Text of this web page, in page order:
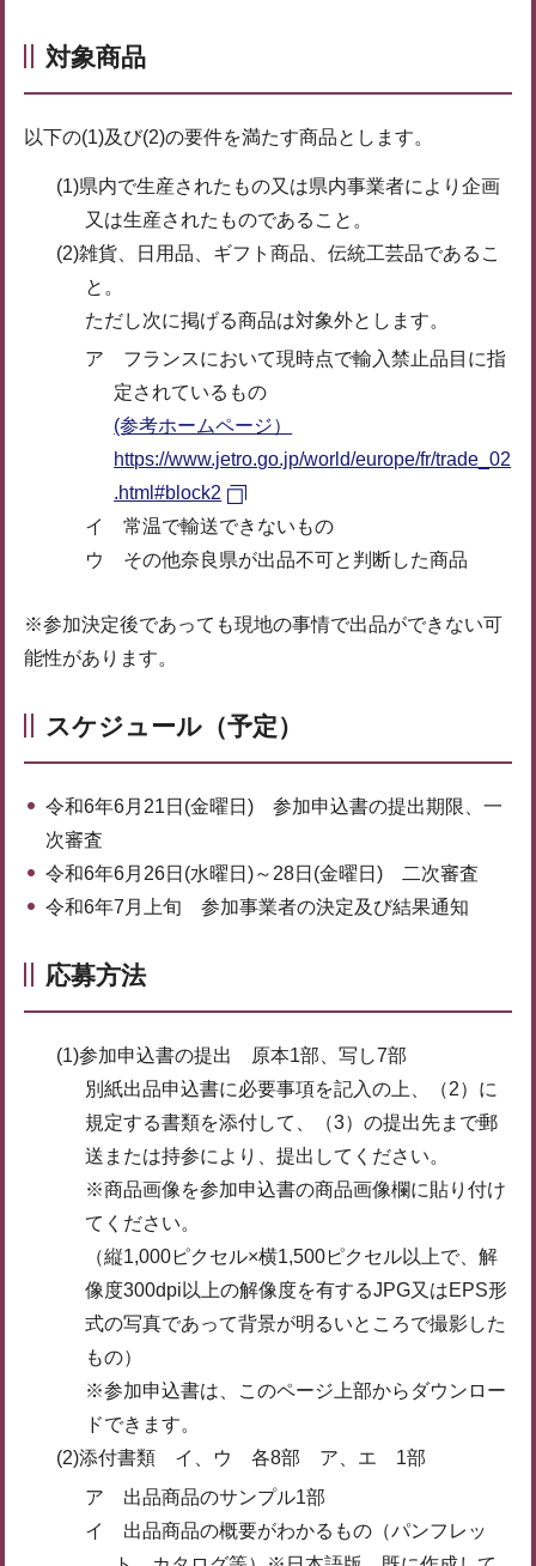
対象商品
以下の(1)及び(2)の要件を満たす商品とします。
(1)県内で生産されたもの又は県内事業者により企画
又は生産されたものであること。
(2)雑貨、日用品、ギフト商品、伝統工芸品であるこ
と。
ただし次に掲げる商品は対象外とします。
ア フランスにおいて現時点で輸入禁止品目に指
定されているもの
(参考ホームページ）
https://www.jetro.go.jp/world/europe/fr/trade_02
.html#block2
イ 常温で輸送できないもの
ウ その他奈良県が出品不可と判断した商品
※参加決定後であっても現地の事情で出品ができない可
能性があります。
スケジュール（予定）
令和6年6月21日(金曜日) 参加申込書の提出期限、一
次審査
令和6年6月26日(水曜日)～28日(金曜日) 二次審査
令和6年7月上旬 参加事業者の決定及び結果通知
応募方法
(1)参加申込書の提出 原本1部、写し7部
別紙出品申込書に必要事項を記入の上、（2）に
規定する書類を添付して、（3）の提出先まで郵
送または持参により、提出してください。
※商品画像を参加申込書の商品画像欄に貼り付け
てください。
（縦1,000ピクセル×横1,500ピクセル以上で、解
像度300dpi以上の解像度を有するJPG又はEPS形
式の写真であって背景が明るいところで撮影した
もの）
※参加申込書は、このページ上部からダウンロー
ドできます。
(2)添付書類 イ、ウ 各8部 ア、エ 1部
ア 出品商品のサンプル1部
イ 出品商品の概要がわかるもの（パンフレッ